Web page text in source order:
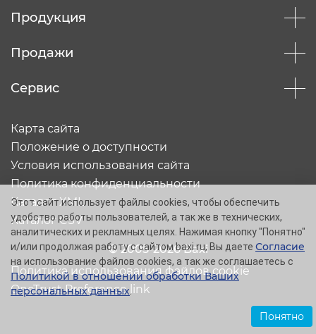
Продукция
Продажи
Сервис
© 2005-2026 Baxi
Карта сайта
Положение о доступности
Условия использования сайта
Политика конфиденциальности
Каталог XML
Каталог CSV
Политика использования файлов cookie
OneTrust Preference link
Этот сайт использует файлы cookies, чтобы обеспечить
удобство работы пользователей, а так же в технических,
аналитических и рекламных целях. Нажимая кнопку "Понятно"
и/или продолжая работу с сайтом baxi.ru, Вы даете Согласие
на использование файлов cookies, а так же соглашаетесь с
Политикой в отношении обработки Ваших
персональных данных.
Понятно